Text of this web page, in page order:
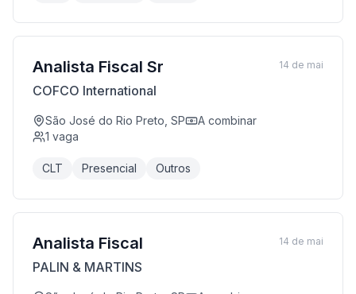
Analista Fiscal Sr
COFCO International
São José do Rio Preto, SP
A combinar
1 vaga
CLT Presencial Outros
14 de mai
Analista Fiscal
PALIN & MARTINS
14 de mai